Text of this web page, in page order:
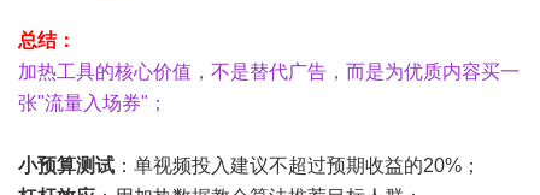
总结：
加热工具的核心价值，不是替代广告，而是为优质内容买一
张"流量入场券"；
小预算测试 ：单视频投入建议不超过预期收益的20%；